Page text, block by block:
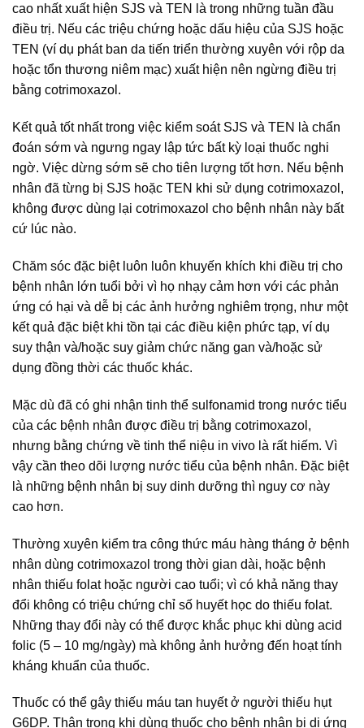
cao nhất xuất hiện SJS và TEN là trong những tuần đầu
điều trị. Nếu các triệu chứng hoặc dấu hiệu của SJS hoặc
TEN (ví dụ phát ban da tiến triển thường xuyên với rộp da
hoặc tổn thương niêm mạc) xuất hiện nên ngừng điều trị
bằng cotrimoxazol.
Kết quả tốt nhất trong việc kiểm soát SJS và TEN là chẩn
đoán sớm và ngưng ngay lập tức bất kỳ loại thuốc nghi
ngờ. Việc dừng sớm sẽ cho tiên lượng tốt hơn. Nếu bệnh
nhân đã từng bị SJS hoặc TEN khi sử dụng cotrimoxazol,
không được dùng lại cotrimoxazol cho bệnh nhân này bất
cứ lúc nào.
Chăm sóc đặc biệt luôn luôn khuyến khích khi điều trị cho
bệnh nhân lớn tuổi bởi vì họ nhạy cảm hơn với các phản
ứng có hại và dễ bị các ảnh hưởng nghiêm trọng, như một
kết quả đặc biệt khi tồn tại các điều kiện phức tạp, ví dụ
suy thận và/hoặc suy giảm chức năng gan và/hoặc sử
dụng đồng thời các thuốc khác.
Mặc dù đã có ghi nhận tinh thể sulfonamid trong nước tiểu
của các bệnh nhân được điều trị bằng cotrimoxazol,
nhưng bằng chứng về tinh thể niệu in vivo là rất hiếm. Vì
vậy cần theo dõi lượng nước tiểu của bệnh nhân. Đặc biệt
là những bệnh nhân bị suy dinh dưỡng thì nguy cơ này
cao hơn.
Thường xuyên kiểm tra công thức máu hàng tháng ở bệnh
nhân dùng cotrimoxazol trong thời gian dài, hoặc bệnh
nhân thiếu folat hoặc người cao tuổi; vì có khả năng thay
đổi không có triệu chứng chỉ số huyết học do thiếu folat.
Những thay đổi này có thể được khắc phục khi dùng acid
folic (5 – 10 mg/ngày) mà không ảnh hưởng đến hoạt tính
kháng khuẩn của thuốc.
Thuốc có thể gây thiếu máu tan huyết ở người thiếu hụt
G6DP. Thận trọng khi dùng thuốc cho bệnh nhân bị dị ứng